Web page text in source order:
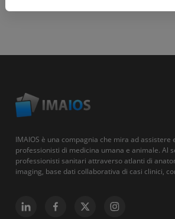
IMAIOS è una compagnia che mira ad assistere
professionisti di medicina umana e animale. Al
professionisti sanitari attraverso atlanti di
imaging, base dati collaborativa di casi clinici,